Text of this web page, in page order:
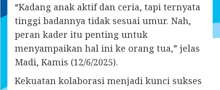
“Kadang anak aktif dan ceria, tapi ternyata
tinggi badannya tidak sesuai umur. Nah,
peran kader itu penting untuk
menyampaikan hal ini ke orang tua,” jelas
Madi, Kamis (12/6/2025).
Kekuatan kolaborasi menjadi kunci sukses